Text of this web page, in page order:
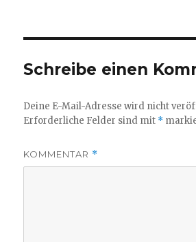
Schreibe einen
Deine E-Mail-Adresse wird nicht
Erforderliche Felder sind mit *
KOMMENTAR *